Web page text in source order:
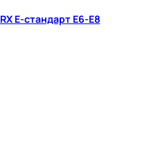
E-стандарт E6-E8